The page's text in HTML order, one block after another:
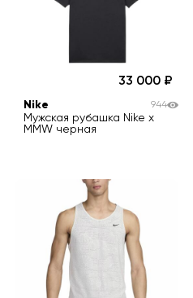
33 000
Nike
Мужская рубашка Nike x
MMW черная
944